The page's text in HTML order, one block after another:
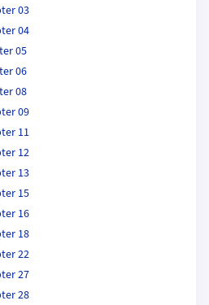
03
04
05
06
08
09
11
12
13
15
16
18
22
27
28